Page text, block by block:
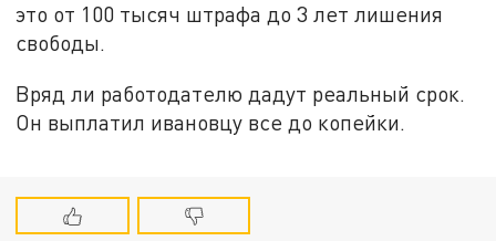
это от 100 тысяч штрафа до 3 лет лишения
свободы.
Вряд ли работодателю дадут реальный срок.
Он выплатил ивановцу все до копейки.